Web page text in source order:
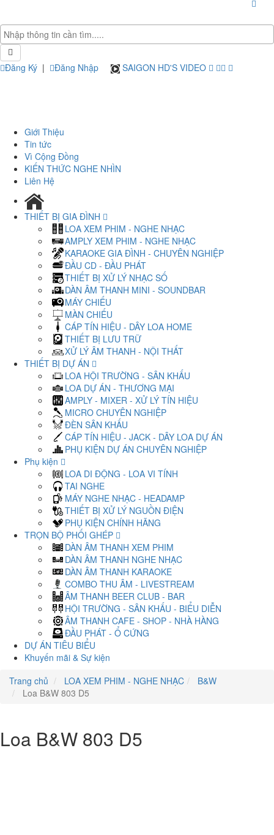
Đăng Ký | Đăng Nhập SAIGON HD'S VIDEO
Giới Thiệu
Tin tức
Vì Cộng Đồng
KIẾN THỨC NGHE NHÌN
Liên Hệ
THIẾT BỊ GIA ĐÌNH
LOA XEM PHIM - NGHE NHẠC
AMPLY XEM PHIM - NGHE NHẠC
KARAOKE GIA ĐÌNH - CHUYÊN NGHIỆP
ĐẦU CD - ĐẦU PHÁT
THIẾT BỊ XỬ LÝ NHẠC SỐ
DÀN ÂM THANH MINI - SOUNDBAR
MÁY CHIẾU
MÀN CHIẾU
CÁP TÍN HIỆU - DÂY LOA HOME
THIẾT BỊ LƯU TRỮ
XỬ LÝ ÂM THANH - NỘI THẤT
THIẾT BỊ DỰ ÁN
LOA HỘI TRƯỜNG - SÂN KHẤU
LOA DỰ ÁN - THƯƠNG MẠI
AMPLY - MIXER - XỬ LÝ TÍN HIỆU
MICRO CHUYÊN NGHIỆP
ĐÈN SÂN KHẤU
CÁP TÍN HIỆU - JACK - DÂY LOA DỰ ÁN
PHỤ KIỆN DỰ ÁN CHUYÊN NGHIỆP
Phụ kiện
LOA DI ĐỘNG - LOA VI TÍNH
TAI NGHE
MÁY NGHE NHẠC - HEADAMP
THIẾT BỊ XỬ LÝ NGUỒN ĐIỆN
PHỤ KIỆN CHÍNH HÃNG
TRỌN BỘ PHỐI GHÉP
DÀN ÂM THANH XEM PHIM
DÀN ÂM THANH NGHE NHẠC
DÀN ÂM THANH KARAOKE
COMBO THU ÂM - LIVESTREAM
ÂM THANH BEER CLUB - BAR
HỘI TRƯỜNG - SÂN KHẤU - BIỂU DIỄN
ÂM THANH CAFE - SHOP - NHÀ HÀNG
ĐẦU PHÁT - Ổ CỨNG
DỰ ÁN TIÊU BIỂU
Khuyến mãi & Sự kiện
Trang chủ
LOA XEM PHIM - NGHE NHẠC
B&W
Loa B&W 803 D5
Loa B&W 803 D5